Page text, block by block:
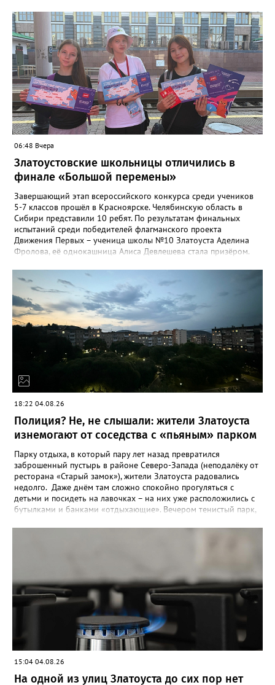
6 вопросов. Южноуральцам, например, предлагают поделиться
опасениями, мучающими их накануне зимы. Среди вариантов:
своевременное начало отопительного сезона, температура в
квартире, возможные аварии и перебои, размер платы за
отопление. А также поставить оценку работе управляющей
компании – в диапазоне от «Безусловно хорошо» до
«Безусловно плохо». «Опрос займет всего пару минут, но ваши
ответы помогут обратить внимание на темы, которые
действительно важны для людей», - утверждают в
министерстве.
06:48 Вчера
Златоустовские школьницы отличились в
финале «Большой перемены»
Завершающий этап всероссийского конкурса среди учеников
5-7 классов прошёл в Красноярске. Челябинскую область в
Сибири представили 10 ребят. По результатам финальных
испытаний среди победителей флагманского проекта
Движения Первых – ученица школы №10 Златоуста Аделина
Фролова, её однокашница Алиса Девлешева стала призёром.
федеральном университете с участием Президента Российской
Федерации Владимира Путина, который поздравил участников
с успешным завершением конкурса и отметил значимость
проекта для развития талантливой молодёжи», - сообщили в
Движении Первых Златоуста. Победителей Всероссийского
конкурса «Большая перемена» ждёт многодневное
«Путешествие мечты» на специальном поезде РЖД по
маршруту Москва-Владивосток с остановками на Байкале и
космодроме Байконур, а также в крупных городах по дороге.
18:22 04.08.26
Полиция? Не, не слышали: жители Златоуста
изнемогают от соседства с «пьяным» парком
Парку отдыха, в который пару лет назад превратился
заброшенный пустырь в районе Северо-Запада (неподалёку от
ресторана «Старый замок»), жители Златоуста радовались
недолго. Даже днём там сложно спокойно прогуляться с
детьми и посидеть на лавочках – на них уже расположились с
бутылками и банками «отдыхающие». Вечером тенистый парк,
пристанищем многочисленных «пьяных» компаний, и жители
почему их не патрулирует полиция? - недоумевает жительница
дома № 7 во 2 квартале Северо-Запада Светлана К. – Это не
парк, а исчадие ада. Круглосуточно в нём распивают спиртное
и стар, и млад, врубают музыку из колонок, поют, матерятся и
дерутся. К вечеру градус веселья повышается в разы. Во время
выпускных балов и на День металлурга там были просто
массовые гуляния с дискотекой до рассвета. Звонила в
полицию в три часа ночи (в семь надо было на работу) – никто
не приехал. Мы вообще ни разу не видели патрульных машин
около парка в нашем, заметьте, спальном районе – полиция
15:04 04.08.26
На одной из улиц Златоуста до сих пор нет